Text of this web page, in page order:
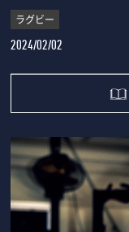
ラグビー
2024/02/02